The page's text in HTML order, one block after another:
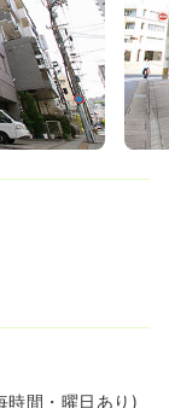
間・曜日あり)